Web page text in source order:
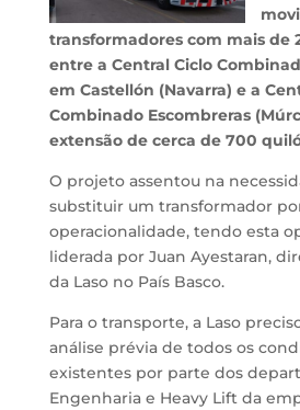
transformadores com mais de
entre a Central Ciclo
em Castellón (Navarra) e a
Combinado Escombreras
extensão de cerca de 700
O projeto assentou na
substituir um transformador
operacionalidade, tendo esta
liderada por Juan Ayestaran,
da Laso no País Basco.
Para o transporte, a Laso
análise prévia de todos os
existentes por parte dos
Engenharia e Heavy Lift da